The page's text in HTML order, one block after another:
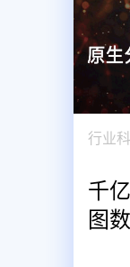
行业
千
图